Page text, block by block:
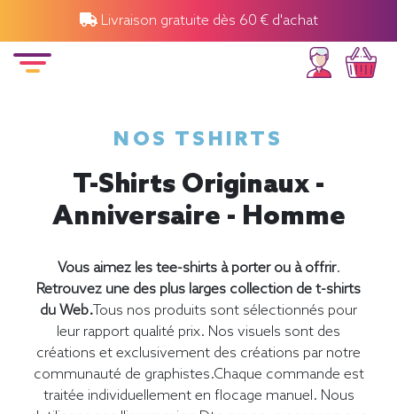
Livraison gratuite dès 60 € d'achat
NOS TSHIRTS
T-Shirts Originaux -
Anniversaire - Homme
Vous aimez les tee-shirts à porter ou à offrir.
Retrouvez une des plus larges collection de t-shirts
du Web.Tous nos produits sont sélectionnés pour
leur rapport qualité prix. Nos visuels sont des
créations et exclusivement des créations par notre
communauté de graphistes.Chaque commande est
traitée individuellement en flocage manuel. Nous